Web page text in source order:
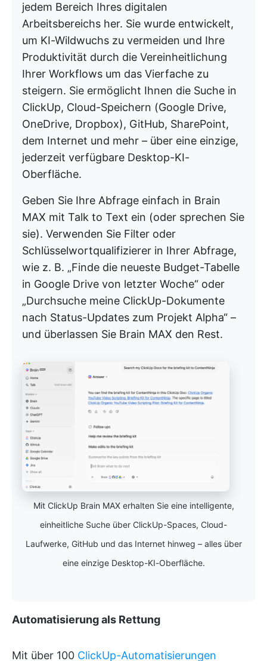
jedem Bereich Ihres digitalen
Arbeitsbereichs her. Sie wurde entwickelt,
um KI-Wildwuchs zu vermeiden und Ihre
Produktivität durch die Vereinheitlichung
Ihrer Workflows um das Vierfache zu
steigern. Sie ermöglicht Ihnen die Suche in
ClickUp, Cloud-Speichern (Google Drive,
OneDrive, Dropbox), GitHub, SharePoint,
dem Internet und mehr – über eine einzige,
jederzeit verfügbare Desktop-KI-
Oberfläche.
Geben Sie Ihre Abfrage einfach in Brain
MAX mit Talk to Text ein (oder sprechen Sie
sie). Verwenden Sie Filter oder
Schlüsselwortqualifizierer in Ihrer Abfrage,
wie z. B. „Finde die neueste Budget-Tabelle
in Google Drive von letzter Woche“ oder
„Durchsuche meine ClickUp-Dokumente
nach Status-Updates zum Projekt Alpha“ –
und überlassen Sie Brain MAX den Rest.
Mit ClickUp Brain MAX erhalten Sie eine intelligente,
einheitliche Suche über ClickUp-Spaces, Cloud-
Laufwerke, GitHub und das Internet hinweg – alles über
eine einzige Desktop-KI-Oberfläche.
Automatisierung als Rettung
Mit über 100 ClickUp-Automatisierungen